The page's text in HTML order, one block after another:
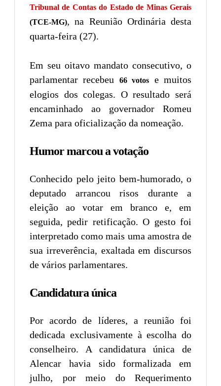
Tribunal de Contas do Estado de Minas Gerais
(TCE-MG), na Reunião Ordinária desta
quarta-feira (27).
Em seu oitavo mandato consecutivo, o
parlamentar recebeu
66 votos
e muitos
elogios dos colegas. O resultado será
encaminhado ao governador Romeu
Zema para oficialização da nomeação.
Humor marcou a votação
Conhecido pelo jeito bem-humorado, o
deputado arrancou risos durante a
eleição ao votar em branco e, em
seguida, pedir retificação. O gesto foi
interpretado como mais uma amostra de
sua irreverência, exaltada em discursos
de vários parlamentares.
Candidatura única
Por acordo de líderes, a reunião foi
dedicada exclusivamente à escolha do
conselheiro. A candidatura única de
Alencar havia sido formalizada em
julho, por meio do Requerimento